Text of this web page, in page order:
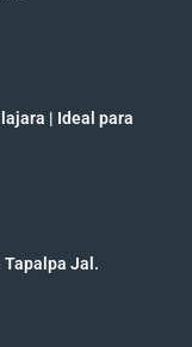
| Ideal para
Tapalpa Jal.